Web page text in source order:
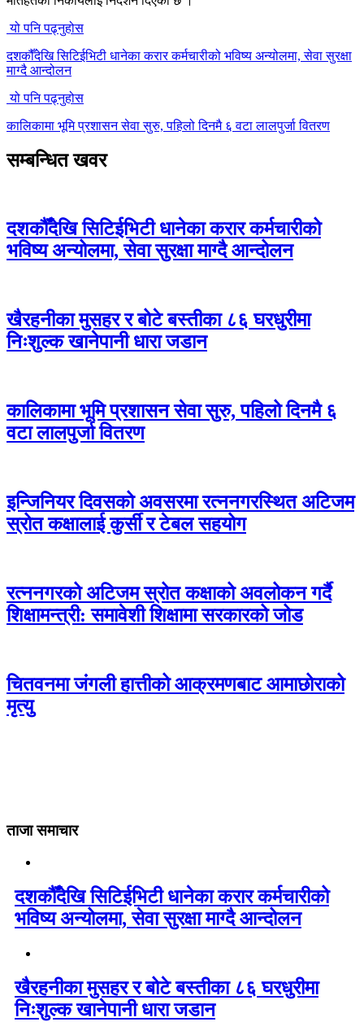
यो पनि पढ्नुहोस
दशकौँदेखि सिटिईभिटी धानेका करार कर्मचारीको भविष्य अन्योलमा, सेवा सुरक्षा
माग्दै आन्दोलन
यो पनि पढ्नुहोस
कालिकामा भूमि प्रशासन सेवा सुरु, पहिलो दिनमै ६ वटा लालपुर्जा वितरण
सम्बन्धित खवर
दशकौँदेखि सिटिईभिटी धानेका करार कर्मचारीको
भविष्य अन्योलमा, सेवा सुरक्षा माग्दै आन्दोलन
खैरहनीका मुसहर र बोटे बस्तीका ८६ घरधुरीमा
निःशुल्क खानेपानी धारा जडान
कालिकामा भूमि प्रशासन सेवा सुरु, पहिलो दिनमै ६
वटा लालपुर्जा वितरण
इन्जिनियर दिवसको अवसरमा रत्ननगरस्थित अटिजम
स्रोत कक्षालाई कुर्सी र टेबल सहयोग
रत्ननगरको अटिजम स्रोत कक्षाको अवलोकन गर्दै
शिक्षामन्त्री: समावेशी शिक्षामा सरकारको जोड
चितवनमा जंगली हात्तीको आक्रमणबाट आमाछोराको
मृत्यु
ताजा समाचार
दशकौँदेखि सिटिईभिटी धानेका करार कर्मचारीको
भविष्य अन्योलमा, सेवा सुरक्षा माग्दै आन्दोलन
खैरहनीका मुसहर र बोटे बस्तीका ८६ घरधुरीमा
निःशुल्क खानेपानी धारा जडान